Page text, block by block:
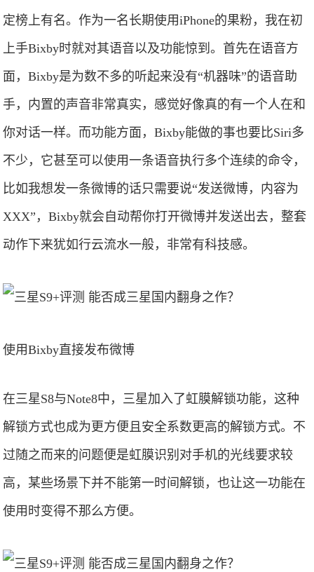
定榜上有名。作为一名长期使用iPhone的果粉，我在初
上手Bixby时就对其语音以及功能惊到。首先在语音方
面，Bixby是为数不多的听起来没有“机器味”的语音助
手，内置的声音非常真实，感觉好像真的有一个人在和
你对话一样。而功能方面，Bixby能做的事也要比Siri多
不少，它甚至可以使用一条语音执行多个连续的命令，
比如我想发一条微博的话只需要说“发送微博，内容为
XXX”，Bixby就会自动帮你打开微博并发送出去，整套
动作下来犹如行云流水一般，非常有科技感。
使用Bixby直接发布微博
在三星S8与Note8中，三星加入了虹膜解锁功能，这种
解锁方式也成为更方便且安全系数更高的解锁方式。不
过随之而来的问题便是虹膜识别对手机的光线要求较
高，某些场景下并不能第一时间解锁，也让这一功能在
使用时变得不那么方便。